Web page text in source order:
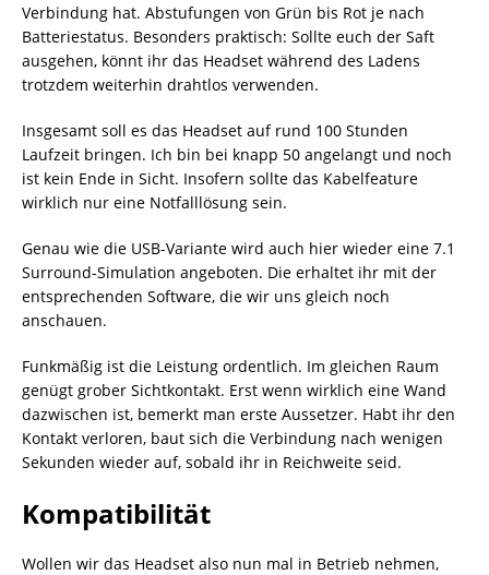
Verbindung hat. Abstufungen von Grün bis Rot je nach
Batteriestatus. Besonders praktisch: Sollte euch der Saft
ausgehen, könnt ihr das Headset während des Ladens
trotzdem weiterhin drahtlos verwenden.
Insgesamt soll es das Headset auf rund 100 Stunden
Laufzeit bringen. Ich bin bei knapp 50 angelangt und noch
ist kein Ende in Sicht. Insofern sollte das Kabelfeature
wirklich nur eine Notfalllösung sein.
Genau wie die USB-Variante wird auch hier wieder eine 7.1
Surround-Simulation angeboten. Die erhaltet ihr mit der
entsprechenden Software, die wir uns gleich noch
anschauen.
Funkmäßig ist die Leistung ordentlich. Im gleichen Raum
genügt grober Sichtkontakt. Erst wenn wirklich eine Wand
dazwischen ist, bemerkt man erste Aussetzer. Habt ihr den
Kontakt verloren, baut sich die Verbindung nach wenigen
Sekunden wieder auf, sobald ihr in Reichweite seid.
Kompatibilität
Wollen wir das Headset also nun mal in Betrieb nehmen,